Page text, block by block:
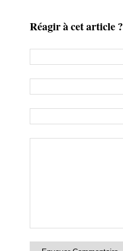
Réagir à cet article ?